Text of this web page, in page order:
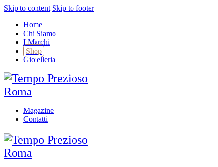
Skip to content Skip to footer
Home
Chi Siamo
I Marchi
Shop
Gioielleria
Magazine
Contatti